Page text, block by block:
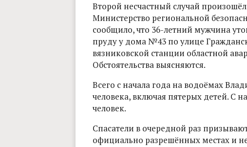
Второй несчастный случай
Министерство региональной
сообщило, что 36-летний мужчина
пруду у дома №43 по улице
вязниковской станции областной
Обстоятельства выясняются.
Всего с начала года на водоёмах
человека, включая пятерых детей. С
человек.
Спасатели в очередной раз
официально разрешённых местах и